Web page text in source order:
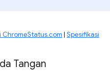
ChromeStatus.com | Spesifikasi
Tangan